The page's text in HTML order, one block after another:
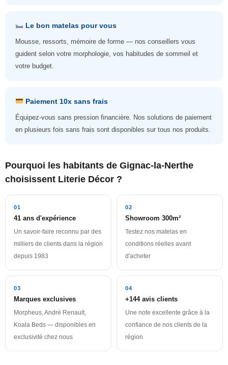
Le bon matelas pour vous
Mousse, ressorts, mémoire de forme — nos conseillers vous
guident selon votre morphologie, vos habitudes de sommeil et
votre budget.
Paiement 10x sans frais
Équipez-vous sans pression financière. Nos solutions de paiement
en plusieurs fois sans frais sont disponibles sur tous nos produits.
Pourquoi les habitants de Gignac-la-Nerthe
choisissent Literie Décor ?
01
41 ans d'expérience
Un savoir-faire reconnu par des
milliers de clients dans la région
depuis 1983
02
Showroom 300m²
Testez nos matelas en
conditions réelles avant
d'acheter
03
Marques exclusives
Morpheus, André Renault,
Koala Beds — disponibles en
exclusivité chez nous
04
+144 avis clients
Une note excellente grâce à la
confiance de nos clients de la
région